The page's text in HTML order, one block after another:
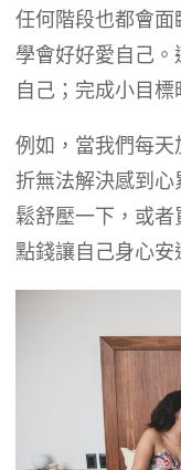
任何階段也都會
學會好好愛自己
自己；完成小目
例如，當我們每
折無法解決感到
鬆舒壓一下，或
點錢讓自己身心安